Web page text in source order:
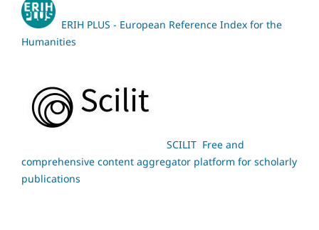
ERIH PLUS - European Reference Index for the
Humanities
SCILIT Free and
comprehensive content aggregator platform for scholarly
publications